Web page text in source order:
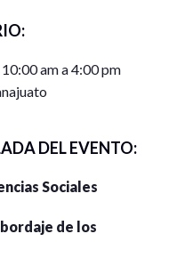
am a 4:00 pm
DEL EVENTO:
Sociales
de los